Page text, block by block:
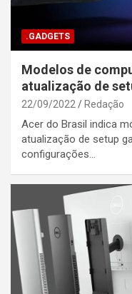
.GADGETS
Modelos de
atualização de
22/09/2022 Redação
Acer do Brasil indica
atualização de setup
configurações…